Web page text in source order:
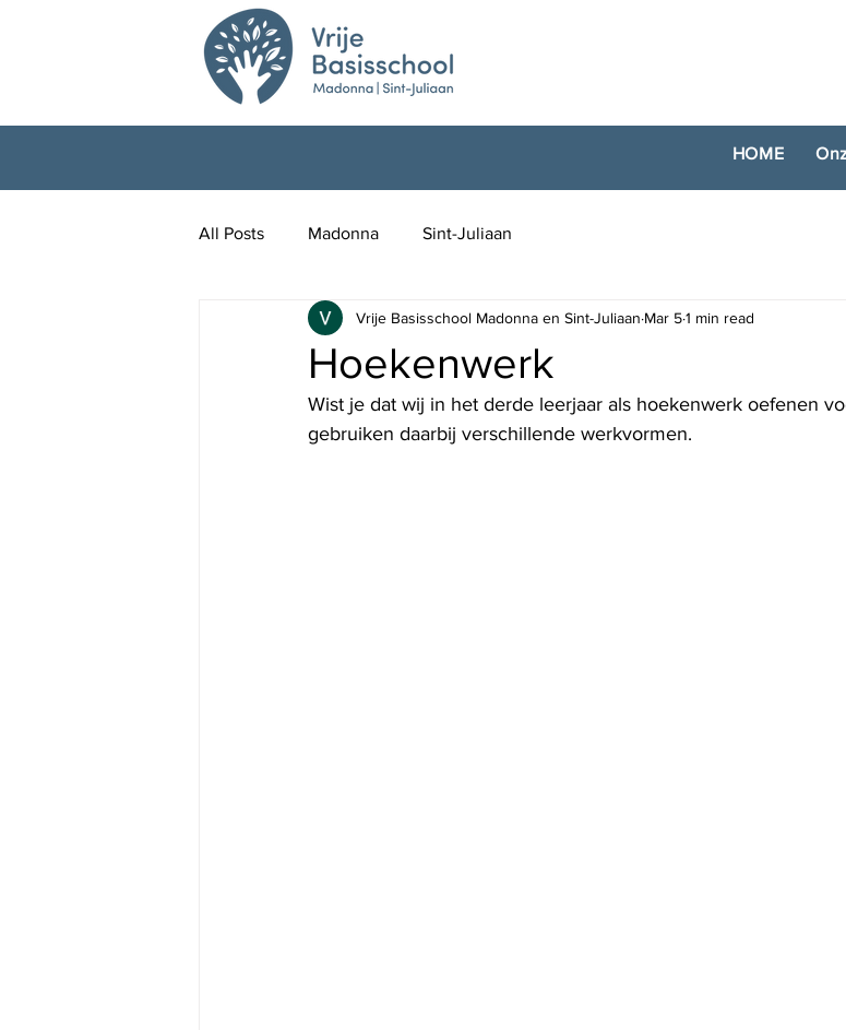
HOME
All Posts Madonna Sint-Juliaan
Hoekenwerk
Vrije Basisschool Madonna en Sint-Juliaan Mar 51 min read
Wist je dat wij in het derde leerjaar als hoekenwerk oefenen
gebruiken daarbij verschillende werkvormen.